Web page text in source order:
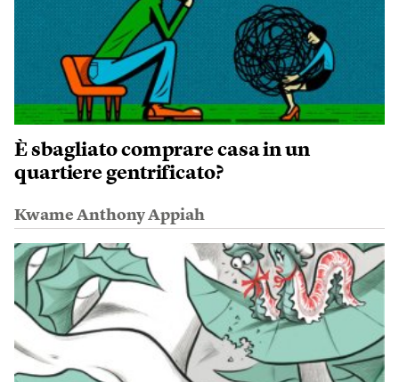
È sbagliato comprare casa in un
quartiere gentrificato?
Kwame Anthony Appiah